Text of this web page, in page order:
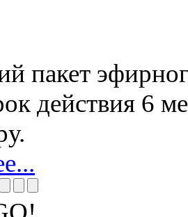
пакет
действия 6